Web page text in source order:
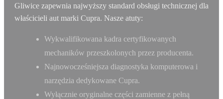
Gliwice zapewnia najwyższy standard obsługi technicznej dla
właścicieli aut marki Cupra. Nasze atuty:
Wykwalifikowana kadra certyfikowanych
mechaników przeszkolonych przez producenta.
Najnowocześniejsza diagnostyka komputerowa i
narzędzia dedykowane Cupra.
Wyłącznie oryginalne części zamienne z pełną